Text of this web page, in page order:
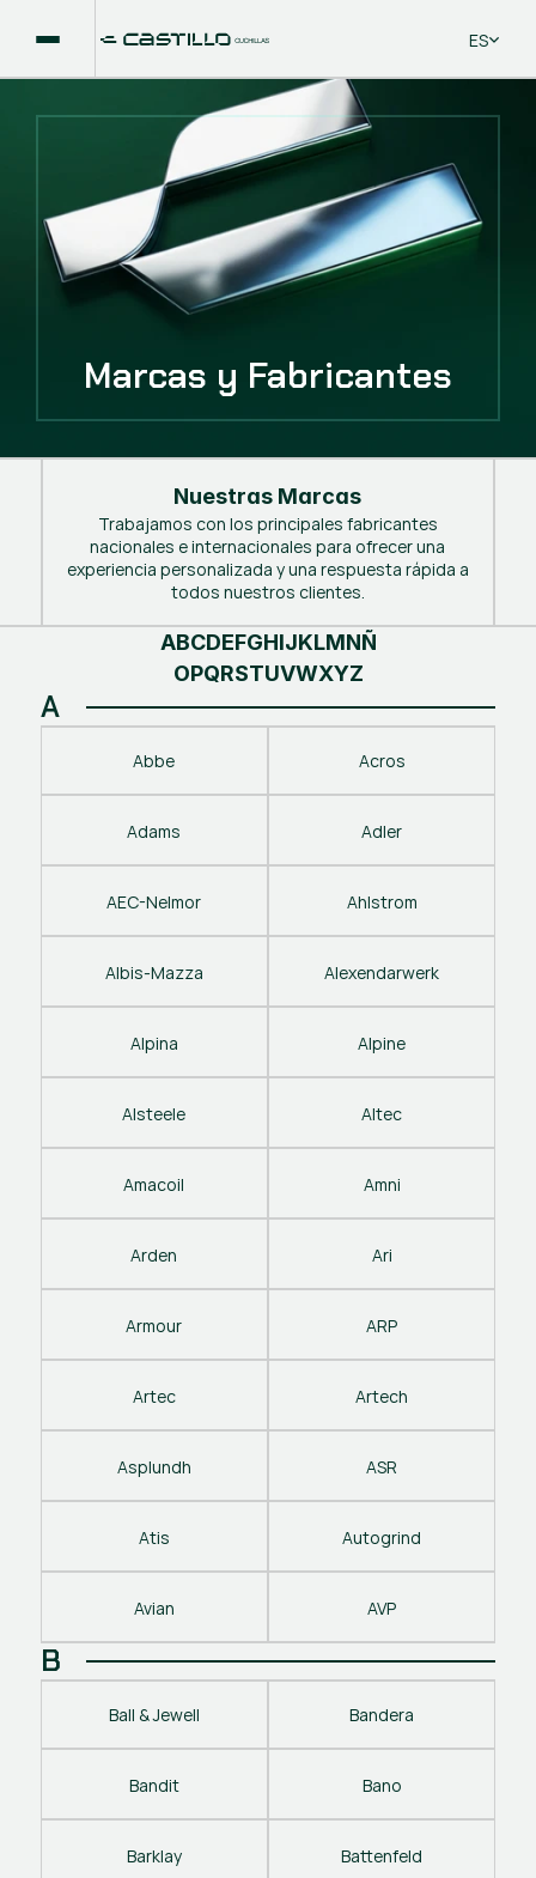
Select
ES
Nuestras Marcas
Trabajamos con los principales fabricantes
nacionales e internacionales para ofrecer una
experiencia personalizada y una respuesta rápida a
todos nuestros clientes.
A
Abbe Acros
Adams Adler
AEC-Nelmor Ahlstrom
Albis-Mazza Alexendarwerk
Alpina Alpine
Alsteele Altec
Amacoil Amni
Arden Ari
Armour ARP
Artec Artech
Asplundh ASR
Atis Autogrind
Avian AVP
B
Ball & Jewell Bandera
Bandit Bano
Barklay Battenfeld
ABCDEFGHIJKLMNÑ
OPQRSTUVWXYZ
Marcas y Fabricantes